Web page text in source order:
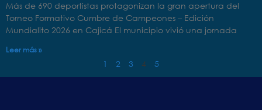
Más de 690 deportistas protagonizan la gran apertura del
Torneo Formativo Cumbre de Campeones – Edición
Mundialito 2026 en Cajicá El municipio vivió una jornada
Leer más »
1 2 3 4 5